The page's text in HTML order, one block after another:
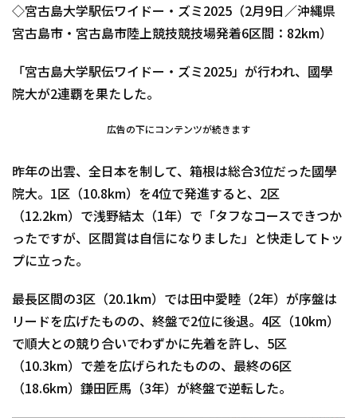
Mute
◇宮古島大学駅伝ワイドー・ズミ2025（2月9日／沖縄県
宮古島市・宮古島市陸上競技競技場発着6区間：82km）
「宮古島大学駅伝ワイドー・ズミ2025」が行われ、國學
院大が2連覇を果たした。
広告の下にコンテンツが続きます
昨年の出雲、全日本を制して、箱根は総合3位だった國學
院大。1区（10.8km）を4位で発進すると、2区
（12.2km）で浅野結太（1年）で「タフなコースできつか
ったですが、区間賞は自信になりました」と快走してトッ
プに立った。
最長区間の3区（20.1km）では田中愛睦（2年）が序盤は
リードを広げたものの、終盤で2位に後退。4区（10km）
で順大との競り合いでわずかに先着を許し、5区
（10.3km）で差を広げられたものの、最終の6区
（18.6km）鎌田匠馬（3年）が終盤で逆転した。